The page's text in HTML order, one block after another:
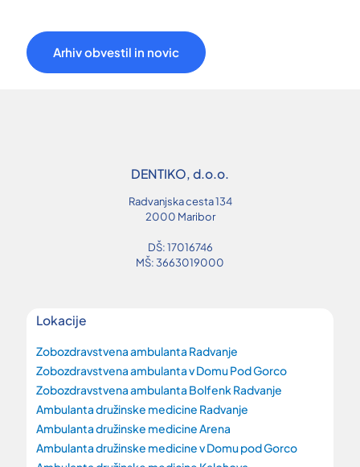
Arhiv obvestil in novic
DENTIKO, d.o.o.
Radvanjska cesta 134
2000 Maribor
DŠ: 17016746
MŠ: 3663019000
Lokacije
Zobozdravstvena ambulanta Radvanje
Zobozdravstvena ambulanta v Domu Pod Gorco
Zobozdravstvena ambulanta Bolfenk Radvanje
Ambulanta družinske medicine Radvanje
Ambulanta družinske medicine Arena
Ambulanta družinske medicine v Domu pod Gorco